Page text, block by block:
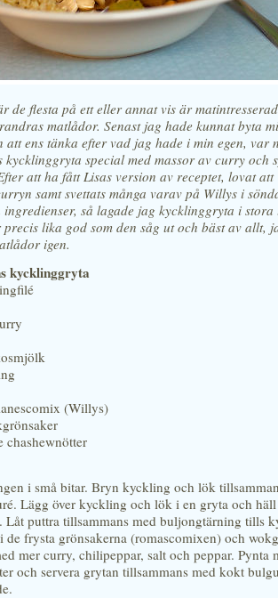
de flesta på ett eller annat vis är
matlådor. Senast jag hade kunnat byta
att ens tänka efter vad jag hade i min egen, var
kycklinggryta special med massor av curry och
att ha fått Lisas version av receptet, lovat att
samt svettats många varav på Willys i
så lagade jag kycklinggryta i stora
precis lika god som den såg ut och bäst av allt,
igen.
kycklinggryta
(Willys)
chashewnötter
i små bitar. Bryn kyckling och lök
Lägg över kyckling och lök i en gryta och häll
puttra tillsammans med buljongtärning tills
frysta grönsakerna (romascomixen) och
mer curry, chilipeppar, salt och peppar. Pynta
och servera grytan tillsammans med kokt